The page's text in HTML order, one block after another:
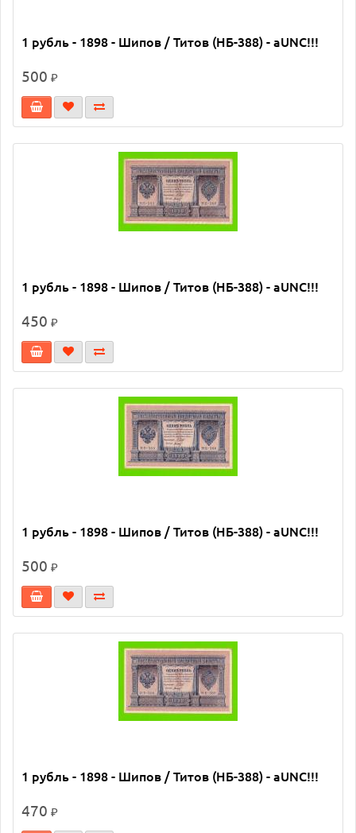
1 рубль - 1898 - Шипов / Титов (НБ-388) - aUNC!!!
500 ₽
1 рубль - 1898 - Шипов / Титов (НБ-388) - aUNC!!!
450 ₽
1 рубль - 1898 - Шипов / Титов (НБ-388) - aUNC!!!
500 ₽
1 рубль - 1898 - Шипов / Титов (НБ-388) - aUNC!!!
470 ₽